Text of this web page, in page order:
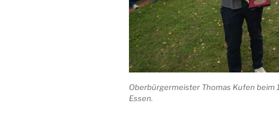
Oberbürgermeister Thomas Kufen beim
Essen.